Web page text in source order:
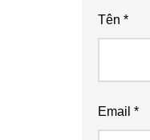
Tên *
Email *